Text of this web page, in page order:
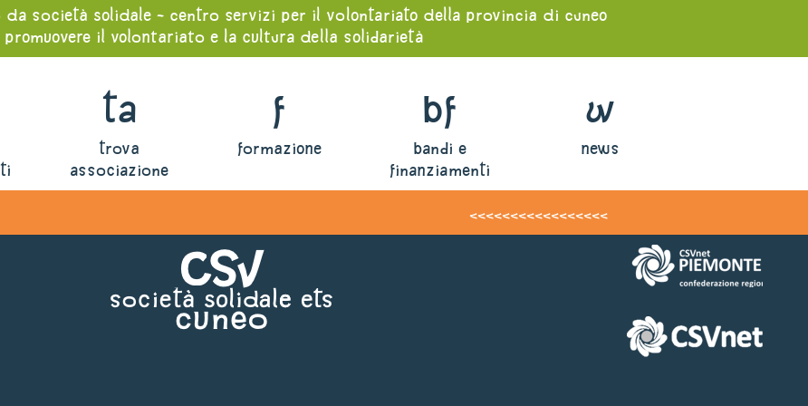
società solidale - centro servizi per il volontariato della provincia di cuneo
promuovere il volontariato e la cultura della solidarietà
ta
trova
associazione
f
formazione
bf
bandi e
finanziamenti
w
news
<<<<<<<<<<<<<<<<<